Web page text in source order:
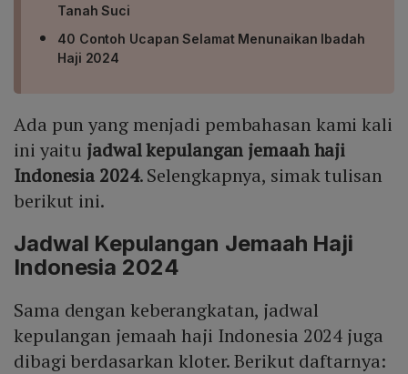
Tanah Suci
40 Contoh Ucapan Selamat Menunaikan Ibadah
Haji 2024
Ada pun yang menjadi pembahasan kami kali
ini yaitu jadwal kepulangan jemaah haji
Indonesia 2024. Selengkapnya, simak tulisan
berikut ini.
Jadwal Kepulangan Jemaah Haji
Indonesia 2024
Sama dengan keberangkatan, jadwal
kepulangan jemaah haji Indonesia 2024 juga
dibagi berdasarkan kloter. Berikut daftarnya: